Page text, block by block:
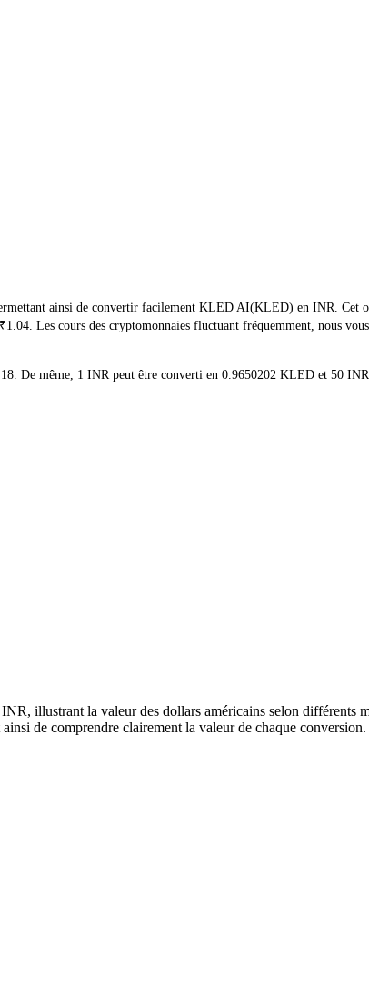
ainsi de convertir facilement KLED AI(KLED) en INR. Cet
Les cours des cryptomonnaies fluctuant fréquemment, nous
De même, 1 INR peut être converti en 0.9650202 KLED et 50
illustrant la valeur des dollars américains selon différents
de comprendre clairement la valeur de chaque conversion.